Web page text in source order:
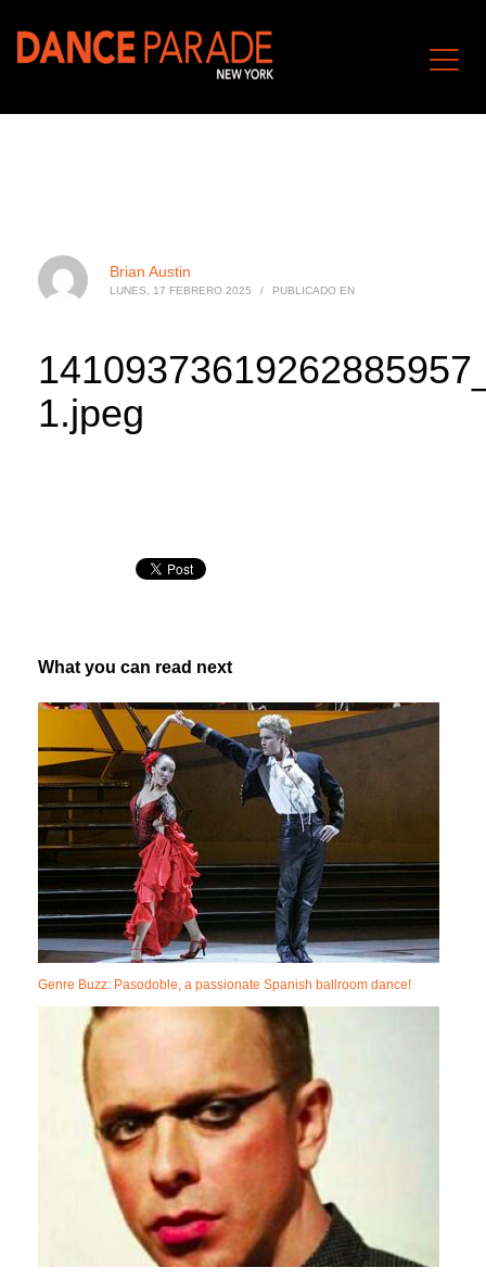
Brian Austin
LUNES, 17 FEBRERO 2025 / PUBLICADO EN
1.jpeg
What you can read next
Genre Buzz: Pasodoble, a passionate Spanish ballroom dance!